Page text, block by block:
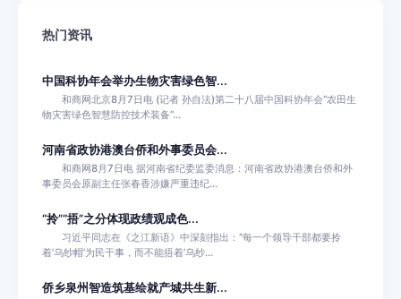
热门资讯
中国科协年会举办生物灾害绿色智...
和商网北京8月7日电 (记者 孙自法)第二十八届中国科协年会“农田生
物灾害绿色智慧防控技术装备”...
河南省政协港澳台侨和外事委员会...
和商网8月7日电 据河南省纪委监委消息：河南省政协港澳台侨和外
事委员会原副主任张春香涉嫌严重违纪...
“拎”“捂”之分体现政绩观成色...
习近平同志在《之江新语》中深刻指出：“每一个领导干部都要拎
着‘乌纱帽’为民干事，而不能捂着‘乌纱...
侨乡泉州智造筑基绘就产城共生新...